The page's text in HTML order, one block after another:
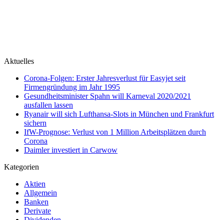
Aktuelles
Corona-Folgen: Erster Jahresverlust für Easyjet seit
Firmengründung im Jahr 1995
Gesundheitsminister Spahn will Karneval 2020/2021
ausfallen lassen
Ryanair will sich Lufthansa-Slots in München und Frankfurt
sichern
IfW-Prognose: Verlust von 1 Million Arbeitsplätzen durch
Corona
Daimler investiert in Carwow
Kategorien
Aktien
Allgemein
Banken
Derivate